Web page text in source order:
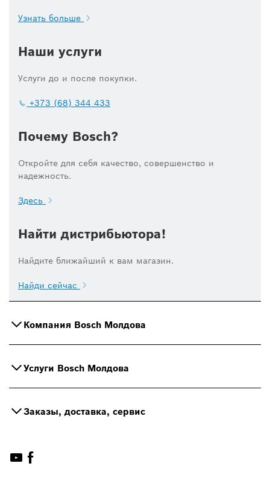
Узнать больше
Наши услуги
Услуги до и после покупки.
+373 (68) 344 433
Почему Bosch?
Откройте для себя качество, совершенство и
надежность.
Здесь
Найти дистрибьютора!
Найдите ближайший к вам магазин.
Найди сейчас
Компания Bosch Молдова
Услуги Bosch Молдова
Заказы, доставка, сервис